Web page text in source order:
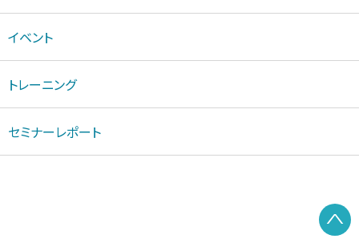
イベント
トレーニング
セミナーレポート